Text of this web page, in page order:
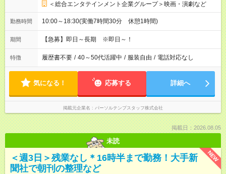
＜総合エンタテインメント企業グループ＞映画・演劇など
勤務時間 10:00～18:30(実働7時間30分 休憩1時間)
期間 【急募】即日～長期 ※即日～！
特徴 履歴書不要 / 40～50代活躍中 / 服装自由 / 電話対応なし
気になる！ 応募する 詳細へ
掲載元企業名 パーソルテンプスタッフ株式会社
掲載日：2026.08.05
未読
NEW
＜週3日＞残業なし＊16時半まで勤務！大手新
聞社で朝刊の整理など